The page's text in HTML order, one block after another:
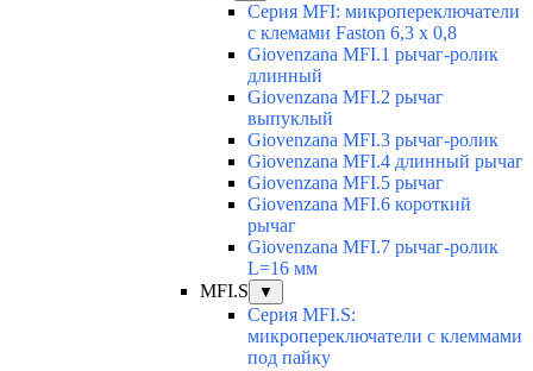
Серия MFI: микропереключатели
с клемами Faston 6,3 x 0,8
Giovenzana MFI.1 рычаг-ролик
длинный
Giovenzana MFI.2 рычаг
выпуклый
Giovenzana MFI.3 рычаг-ролик
Giovenzana MFI.4 длинный рычаг
Giovenzana MFI.5 рычаг
Giovenzana MFI.6 короткий
рычаг
Giovenzana MFI.7 рычаг-ролик
L=16 мм
MFI.S
▼
Серия MFI.S:
микропереключатели с клеммами
под пайку